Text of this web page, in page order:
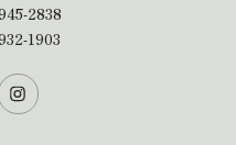
2838
1903